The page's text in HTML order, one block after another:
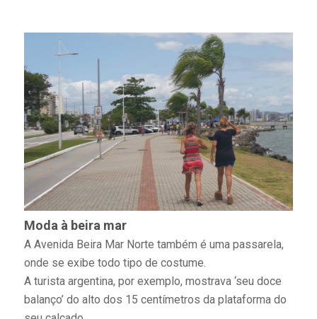
Moda à beira mar
A Avenida Beira Mar Norte também é uma passarela,
onde se exibe todo tipo de costume.
A turista argentina, por exemplo, mostrava ‘seu doce
balanço’ do alto dos 15 centímetros da plataforma do